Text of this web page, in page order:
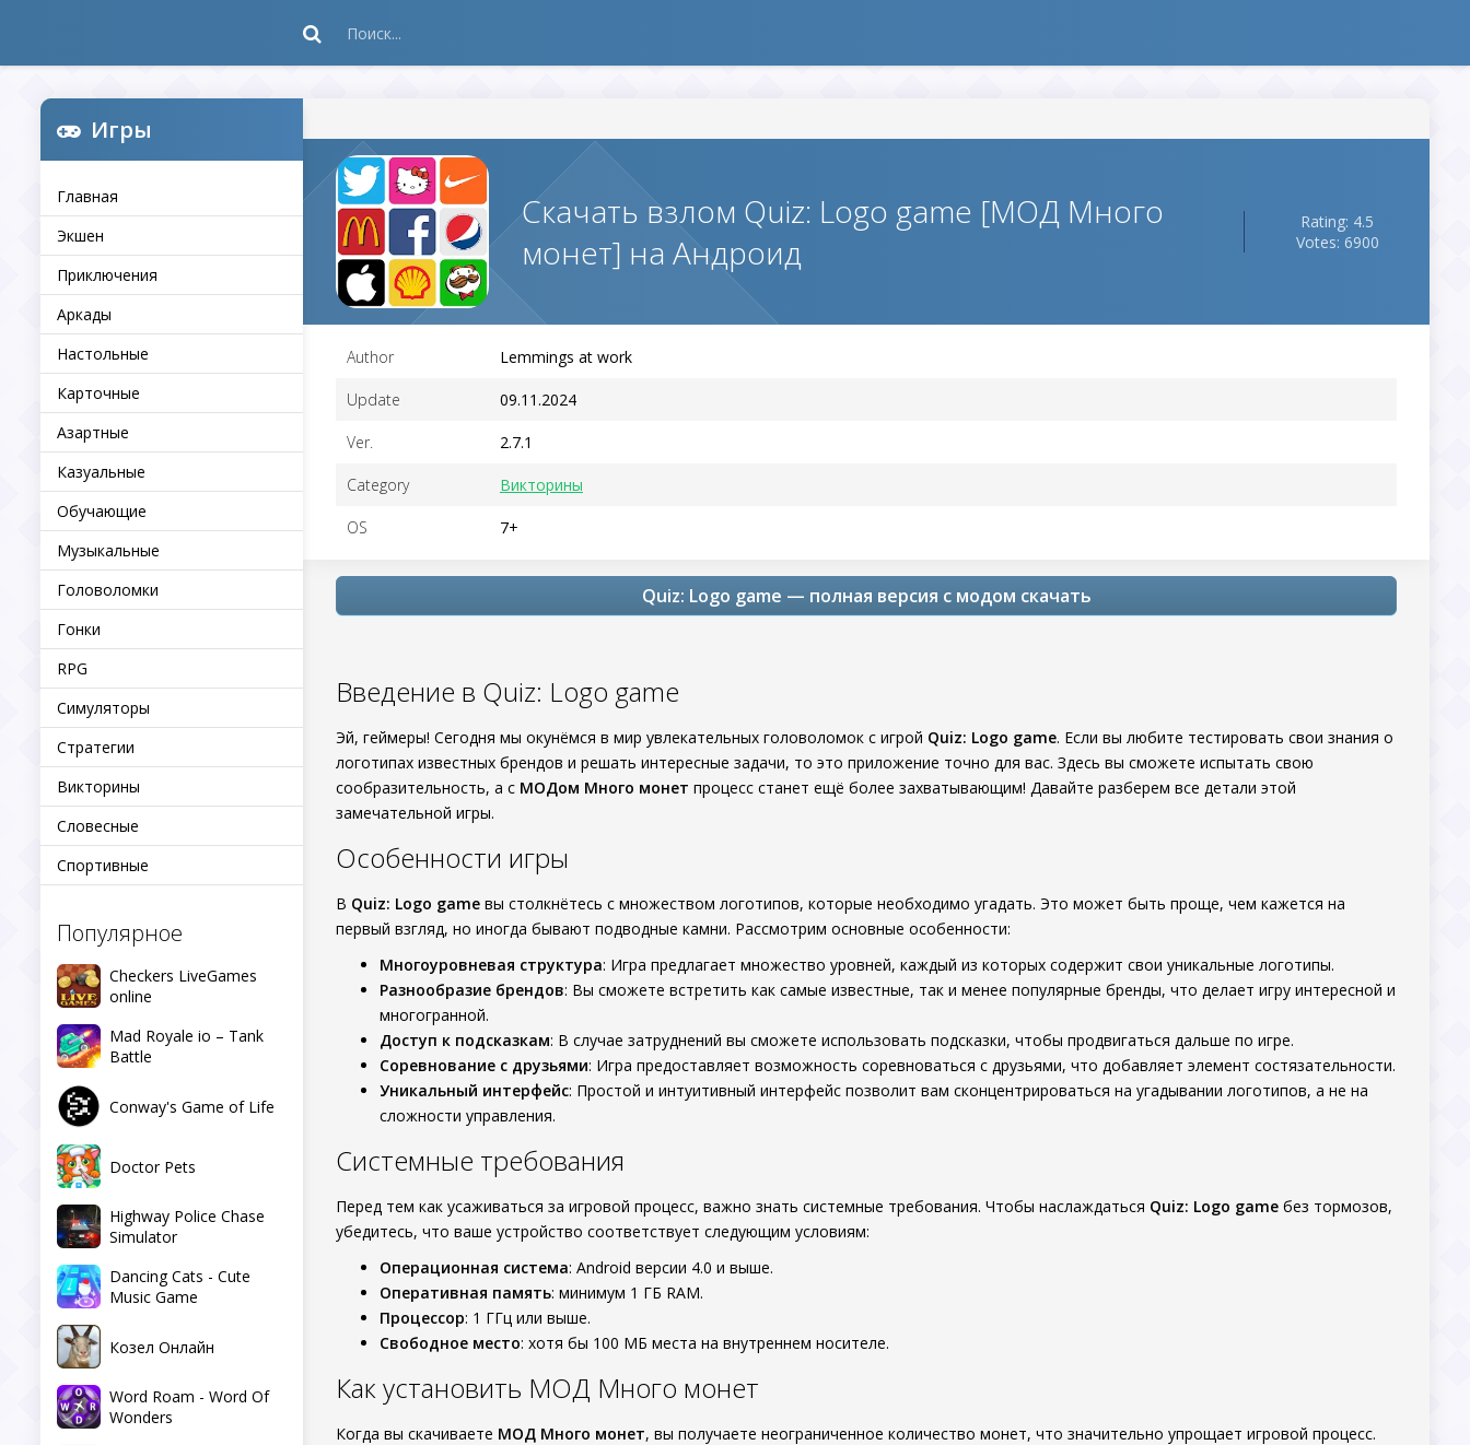
Игры
Главная
Экшен
Приключения
Аркады
Настольные
Карточные
Азартные
Казуальные
Обучающие
Музыкальные
Головоломки
Гонки
RPG
Симуляторы
Стратегии
Викторины
Словесные
Спортивные
Популярное
Checkers LiveGames
online
Mad Royale io – Tank
Battle
Conway's Game of Life
Doctor Pets
Highway Police Chase
Simulator
Dancing Cats - Cute
Music Game
Козел Онлайн
Word Roam - Word Of
Wonders
Скачать взлом Quiz: Logo game [МОД Много
монет] на Андроид
Rating: 4.5
Votes: 6900
Author Lemmings at work
Update 09.11.2024
Ver. 2.7.1
Category Викторины
OS 7+
Quiz: Logo game — полная версия с модом скачать
Введение в Quiz: Logo game
Эй, геймеры! Сегодня мы окунёмся в мир увлекательных головоломок с игрой Quiz: Logo game. Если вы любите тестировать свои знания о
логотипах известных брендов и решать интересные задачи, то это приложение точно для вас. Здесь вы сможете испытать свою
сообразительность, а с МОДом Много монет процесс станет ещё более захватывающим! Давайте разберем все детали этой
замечательной игры.
Особенности игры
В Quiz: Logo game вы столкнётесь с множеством логотипов, которые необходимо угадать. Это может быть проще, чем кажется на
первый взгляд, но иногда бывают подводные камни. Рассмотрим основные особенности:
Многоуровневая структура: Игра предлагает множество уровней, каждый из которых содержит свои уникальные логотипы.
Разнообразие брендов: Вы сможете встретить как самые известные, так и менее популярные бренды, что делает игру интересной и
многогранной.
Доступ к подсказкам: В случае затруднений вы сможете использовать подсказки, чтобы продвигаться дальше по игре.
Соревнование с друзьями: Игра предоставляет возможность соревноваться с друзьями, что добавляет элемент состязательности.
Уникальный интерфейс: Простой и интуитивный интерфейс позволит вам сконцентрироваться на угадывании логотипов, а не на
сложности управления.
Системные требования
Перед тем как усаживаться за игровой процесс, важно знать системные требования. Чтобы наслаждаться Quiz: Logo game без тормозов,
убедитесь, что ваше устройство соответствует следующим условиям:
Операционная система: Android версии 4.0 и выше.
Оперативная память: минимум 1 ГБ RAM.
Процессор: 1 ГГц или выше.
Свободное место: хотя бы 100 МБ места на внутреннем носителе.
Как установить МОД Много монет
Когда вы скачиваете МОД Много монет, вы получаете неограниченное количество монет, что значительно упрощает игровой процесс.